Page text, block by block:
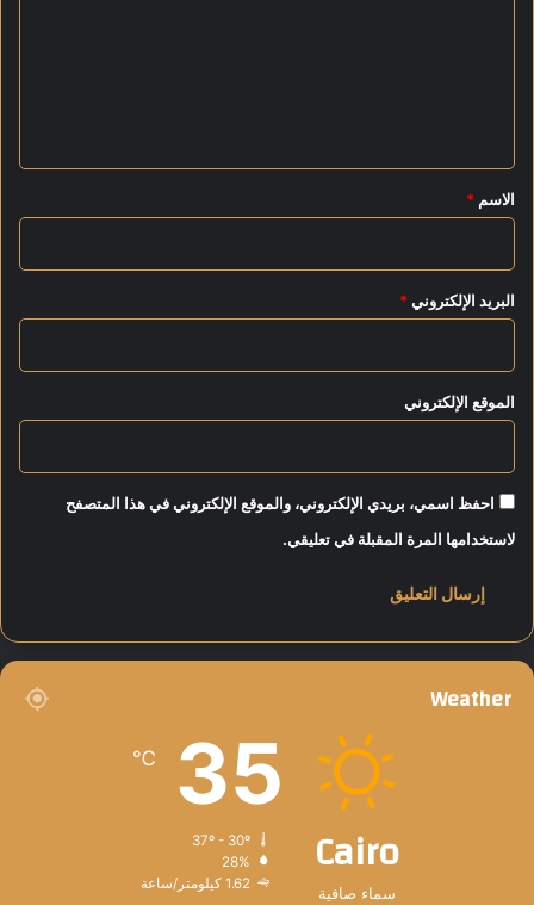
أ
ك
ت
ب
ر
*
الاسم *
البريد الإلكتروني *
الموقع الإلكتروني
احفظ اسمي، بريدي الإلكتروني، والموقع الإلكتروني في هذا المتصفح
لاستخدامها المرة المقبلة في تعليقي.
Weather
Cairo
سماء صافية
35
℃
28%
1.62 كيلومتر/ساعة